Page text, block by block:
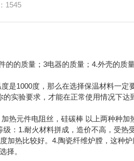
1545
的质量；3电器的质量；4.外壳的质量
是1000度，那么在选择保温材料一
实验要求，才能在正常使用情况下
热元件电阻丝，硅碳棒 以上两种种加
：1.耐火材料拼成，造价不高，受热
加热比较好。4.陶瓷纤维炉膛，这种
择。